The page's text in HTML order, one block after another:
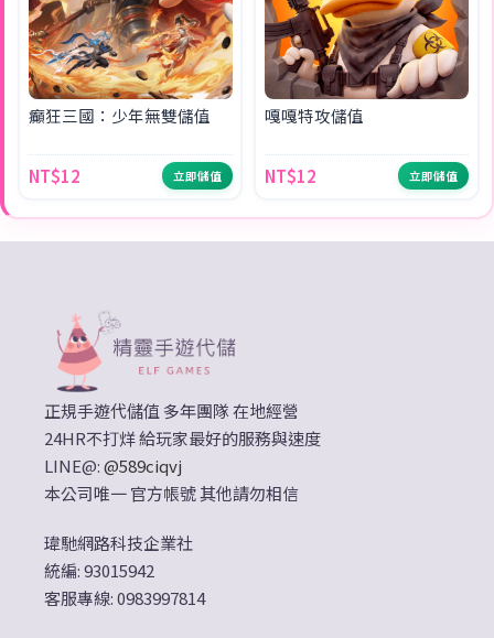
癲狂三國：少年無雙儲值
NT$12 立即儲值
嘎嘎特攻儲值
NT$12 立即儲值
正規手遊代儲值 多年團隊 在地經營
24HR不打烊 給玩家最好的服務與速度
LINE@:@589ciqvj
本公司唯一 官方帳號 其他請勿相信
瑋馳網路科技企業社
統編: 93015942
客服專線: 0983997814